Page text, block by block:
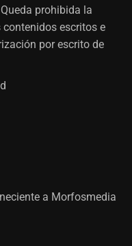
prohibida la
escritos e
por escrito de
a Morfosmedia